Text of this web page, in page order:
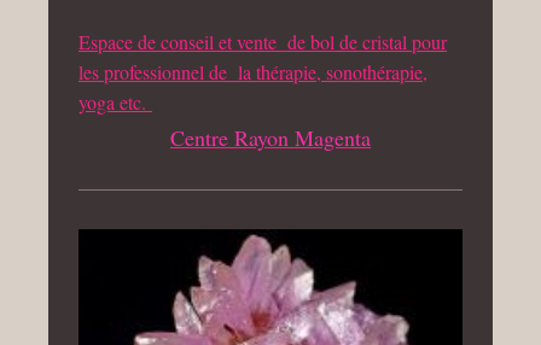
Espace de conseil et vente de bol de cristal pour
les professionnel de la thérapie, sonothérapie,
yoga etc.
Centre Rayon Magenta